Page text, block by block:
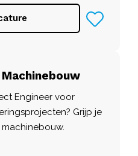
Engineer voor
Grijp je